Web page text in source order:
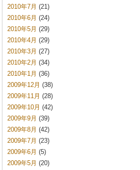
2010年7月 (21)
2010年6月 (24)
2010年5月 (29)
2010年4月 (29)
2010年3月 (27)
2010年2月 (34)
2010年1月 (36)
2009年12月 (38)
2009年11月 (28)
2009年10月 (42)
2009年9月 (39)
2009年8月 (42)
2009年7月 (23)
2009年6月 (5)
2009年5月 (20)